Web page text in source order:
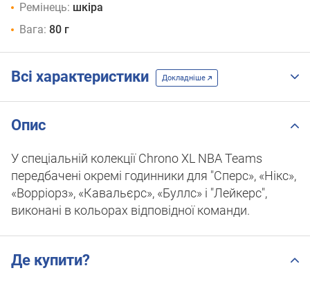
Ремінець: шкіра
Вага: 80 г
Всі характеристики Докладніше
Опис
У спеціальній колекції Chrono XL NBA Teams
передбачені окремі годинники для "Сперс», «Нікс»,
«Ворріорз», «Кавальєрс», «Буллс» і "Лейкерс",
виконані в кольорах відповідної команди.
Де купити?